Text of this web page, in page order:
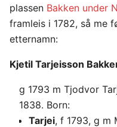
plassen Bakken under
framleis i 1782, så me
etternamn:
Kjetil Tarjeisson
g 1793 m Tjodvor
1838. Born:
Tarjei, f 1793, g m